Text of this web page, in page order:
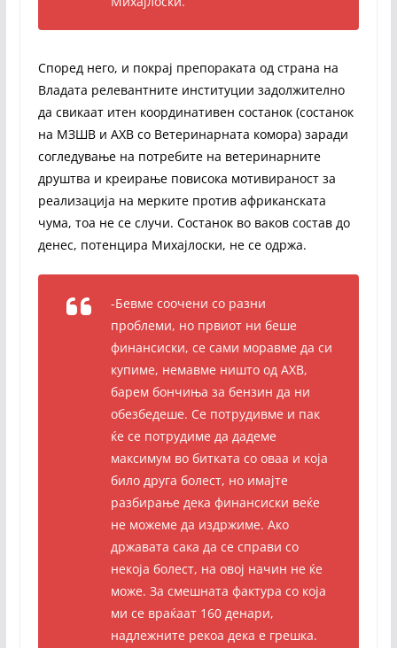
Според него, и покрај препораката од страна на
Владата релевантните институции задолжително
да свикаат итен координативен состанок (состанок
на МЗШВ и АХВ со Ветеринарната комора) заради
согледување на потребите на ветеринарните
друштва и креирање повисока мотивираност за
реализација на мерките против африканската
чума, тоа не се случи. Состанок во ваков состав до
денес, потенцира Михајлоски, не се одржа.
-Бевме соочени со разни
проблеми, но првиот ни беше
финансиски, се сами моравме да си
купиме, немавме ништо од АХВ,
барем бончиња за бензин да ни
обезбедеше. Се потрудивме и пак
ќе се потрудиме да дадеме
максимум во битката со оваа и која
било друга болест, но имајте
разбирање дека финансиски веќе
не можеме да издржиме. Ако
државата сака да се справи со
некоја болест, на овој начин не ќе
може. За смешната фактура со која
ми се враќаат 160 денари,
надлежните рекоа дека е грешка.